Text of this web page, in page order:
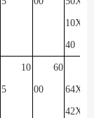
10X29
40
10
5
60
00 64X26
42X44